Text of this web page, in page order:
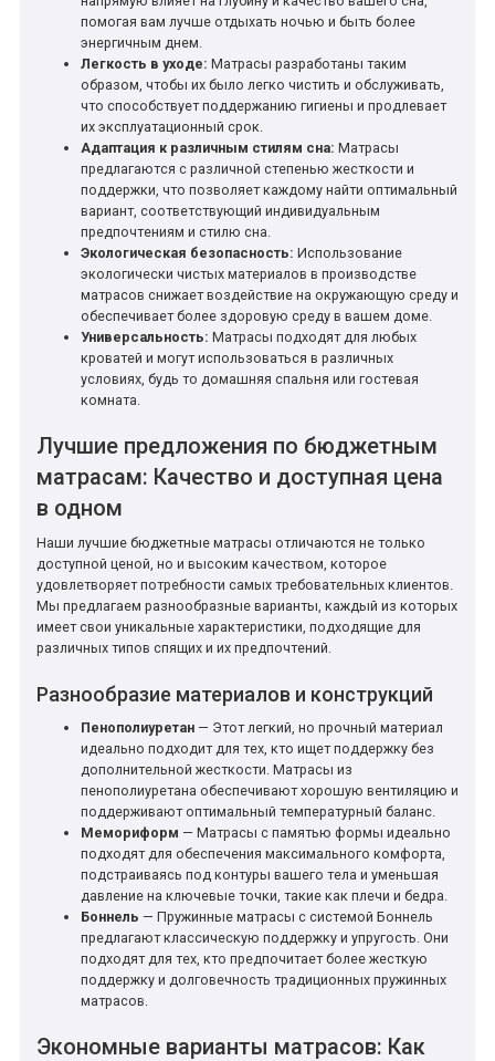
помогая вам лучше отдыхать ночью и быть более
энергичным днем.
Легкость в уходе: Матрасы разработаны таким
образом, чтобы их было легко чистить и обслуживать,
что способствует поддержанию гигиены и продлевает
их эксплуатационный срок.
Адаптация к различным стилям сна: Матрасы
предлагаются с различной степенью жесткости и
поддержки, что позволяет каждому найти оптимальный
вариант, соответствующий индивидуальным
предпочтениям и стилю сна.
Экологическая безопасность: Использование
экологически чистых материалов в производстве
матрасов снижает воздействие на окружающую среду и
обеспечивает более здоровую среду в вашем доме.
Универсальность: Матрасы подходят для любых
кроватей и могут использоваться в различных
условиях, будь то домашняя спальня или гостевая
комната.
Лучшие предложения по бюджетным
матрасам: Качество и доступная цена
в одном
Наши лучшие бюджетные матрасы отличаются не только
доступной ценой, но и высоким качеством, которое
удовлетворяет потребности самых требовательных клиентов.
Мы предлагаем разнообразные варианты, каждый из которых
имеет свои уникальные характеристики, подходящие для
различных типов спящих и их предпочтений.
Разнообразие материалов и конструкций
Пенополиуретан — Этот легкий, но прочный материал
идеально подходит для тех, кто ищет поддержку без
дополнительной жесткости. Матрасы из
пенополиуретана обеспечивают хорошую вентиляцию и
поддерживают оптимальный температурный баланс.
Мемориформ — Матрасы с памятью формы идеально
подходят для обеспечения максимального комфорта,
подстраиваясь под контуры вашего тела и уменьшая
давление на ключевые точки, такие как плечи и бедра.
Боннель — Пружинные матрасы с системой Боннель
предлагают классическую поддержку и упругость. Они
подходят для тех, кто предпочитает более жесткую
поддержку и долговечность традиционных пружинных
матрасов.
Экономные варианты матрасов: Как